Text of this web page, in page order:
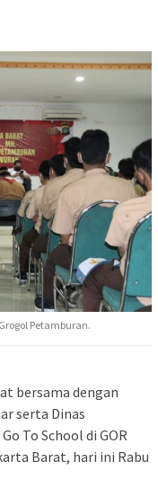
Petamburan.
bersama dengan
serta Dinas
To School di GOR
Barat, hari ini Rabu